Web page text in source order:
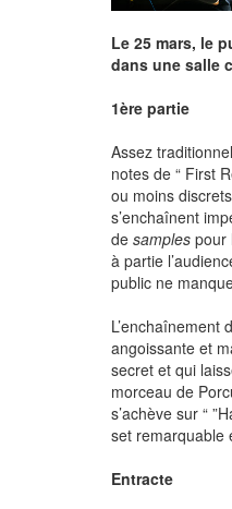
Le 25 mars, le
dans une salle
1ère partie
Assez
notes de “ First
ou moins
s’enchaînent
de samples pour
à partie
public ne
L’enchaînement
angoissante et
secret et qui
morceau de
s’achève sur “
set remarquable
Entracte